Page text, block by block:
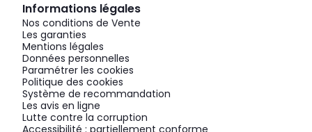
Informations légales
Nos conditions de Vente
Les garanties
Mentions légales
Données personnelles
Paramétrer les cookies
Politique des cookies
Système de recommandation
Les avis en ligne
Lutte contre la corruption